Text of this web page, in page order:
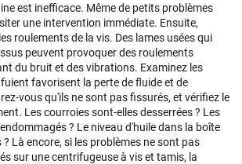
est inefficace. Même de petits problèmes
une intervention immédiate. Ensuite,
roulements de la vis. Des lames usées qui
peuvent provoquer des roulements
du bruit et des vibrations. Examinez les
favorisent la perte de fluide et de
vous qu'ils ne sont pas fissurés, et vérifiez le
Les courroies sont-elles desserrées ? Les
? Le niveau d'huile dans la boîte
Là encore, si les problèmes ne sont pas
sur une centrifugeuse à vis et tamis, la